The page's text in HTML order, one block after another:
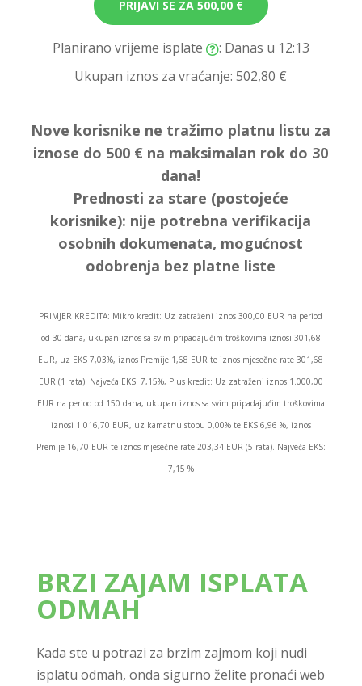
PRIJAVI SE ZA 500,00 €
Planirano vrijeme isplate
: Danas u 12:13
Ukupan iznos za vraćanje:502,80 €
Nove korisnike ne tražimo platnu listu za
iznose do 500 € na maksimalan rok do 30
dana!
Prednosti za stare (postojeće
korisnike): nije potrebna verifikacija
osobnih dokumenata, mogućnost
odobrenja bez platne liste
PRIMJER KREDITA: Mikro kredit: Uz zatraženi iznos 300,00 EUR na period
od 30 dana, ukupan iznos sa svim pripadajućim troškovima iznosi 301,68
EUR, uz EKS 7,03%, iznos Premije 1,68 EUR te iznos mjesečne rate 301,68
EUR (1 rata). Najveća EKS: 7,15%, Plus kredit: Uz zatraženi iznos 1.000,00
EUR na period od 150 dana, ukupan iznos sa svim pripadajućim troškovima
iznosi 1.016,70 EUR, uz kamatnu stopu 0,00% te EKS 6,96 %, iznos
Premije 16,70 EUR te iznos mjesečne rate 203,34 EUR (5 rata). Najveća EKS:
7,15 %
BRZI ZAJAM ISPLATA
ODMAH
Kada ste u potrazi za brzim zajmom koji nudi
isplatu odmah, onda sigurno želite pronaći web